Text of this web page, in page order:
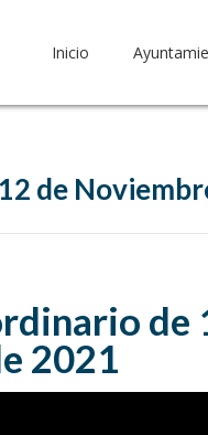
Inicio
de
de
2021